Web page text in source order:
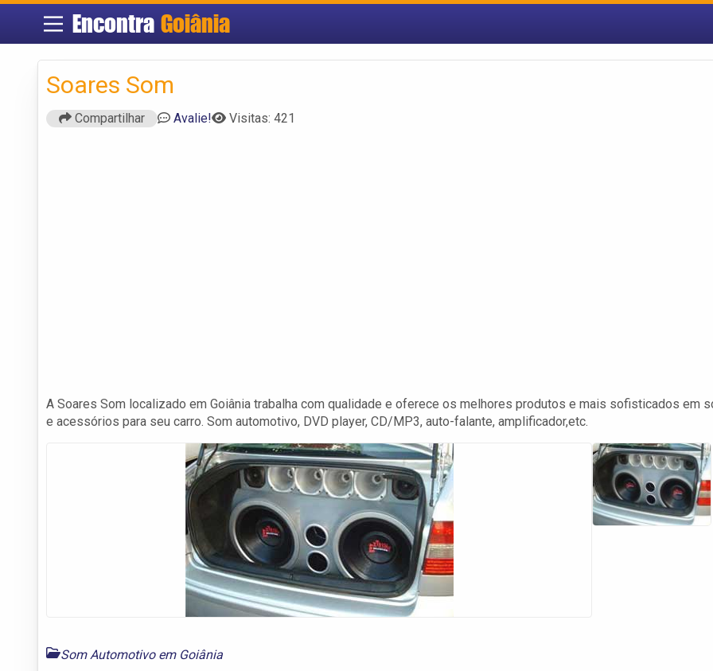
Encontra Goiânia
Soares Som
Compartilhar Avalie! Visitas: 421
A Soares Som localizado em Goiânia trabalha com qualidade e oferece os melhores produtos e mais sofisticados em
e acessórios para seu carro. Som automotivo, DVD player, CD/MP3, auto-falante, amplificador,etc.
Som Automotivo em Goiânia